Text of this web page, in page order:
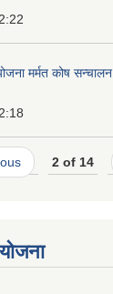
मर्मत कोष सन्चालन
2 of 14